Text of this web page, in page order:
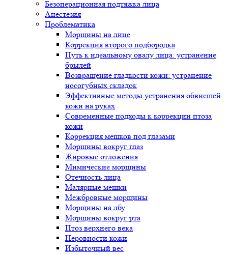
Безоперационная подтяжка лица
Анестезия
Проблематика
Морщины на лице
Коррекция второго подбородка
Путь к идеальному овалу лица: устранение
брылей
Возвращение гладкости кожи: устранение
носогубных складок
Эффективные методы устранения обвисшей
кожи на руках
Современные подходы к коррекции птоза
кожи
Коррекция мешков под глазами
Морщины вокруг глаз
Жировые отложения
Мимические морщины
Отечность лица
Малярные мешки
Межбровные морщины
Морщины на лбу
Морщины вокруг рта
Птоз верхнего века
Неровности кожи
Избыточный вес